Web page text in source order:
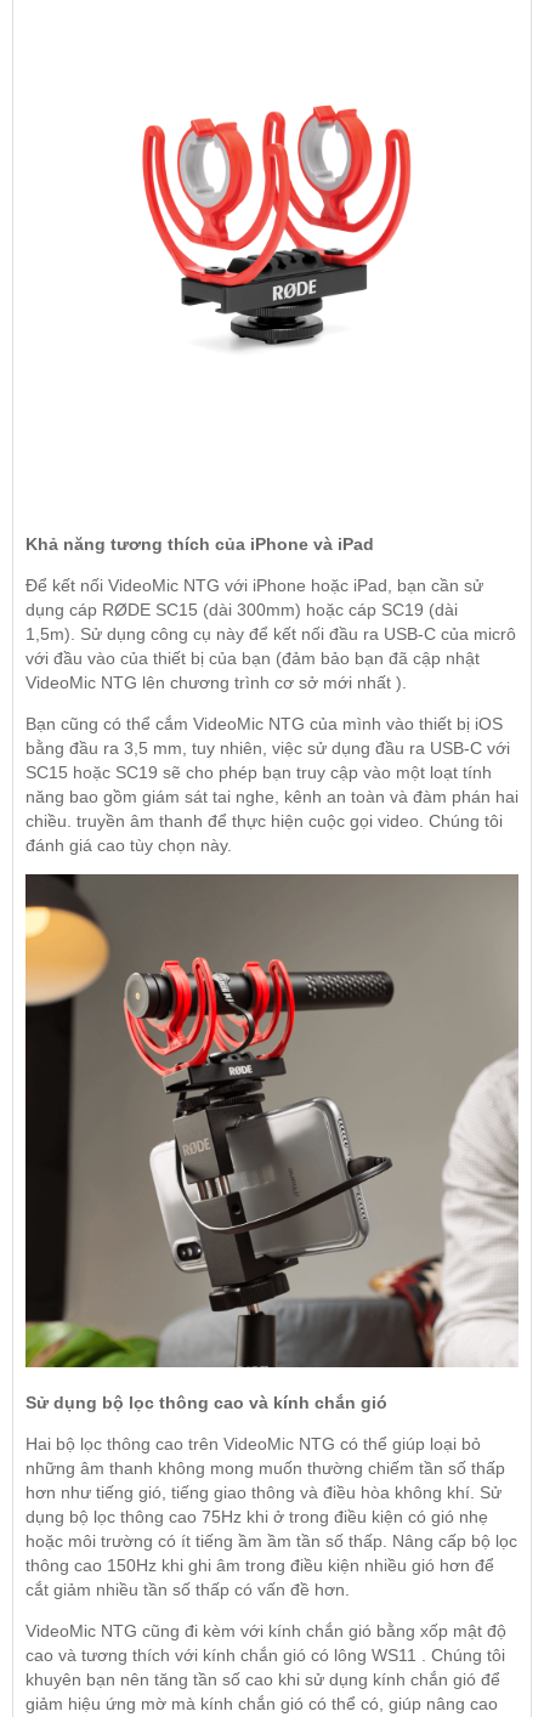
Khả năng tương thích của iPhone và iPad
Để kết nối VideoMic NTG với iPhone hoặc iPad, bạn cần sử
dụng cáp RØDE SC15 (dài 300mm) hoặc cáp SC19 (dài
1,5m). Sử dụng công cụ này để kết nối đầu ra USB-C của micrô
với đầu vào của thiết bị của bạn (đảm bảo bạn đã cập nhật
VideoMic NTG lên chương trình cơ sở mới nhất ).
Bạn cũng có thể cắm VideoMic NTG của mình vào thiết bị iOS
bằng đầu ra 3,5 mm, tuy nhiên, việc sử dụng đầu ra USB-C với
SC15 hoặc SC19 sẽ cho phép bạn truy cập vào một loạt tính
năng bao gồm giám sát tai nghe, kênh an toàn và đàm phán hai
chiều. truyền âm thanh để thực hiện cuộc gọi video. Chúng tôi
đánh giá cao tùy chọn này.
Sử dụng bộ lọc thông cao và kính chắn gió
Hai bộ lọc thông cao trên VideoMic NTG có thể giúp loại bỏ
những âm thanh không mong muốn thường chiếm tần số thấp
hơn như tiếng gió, tiếng giao thông và điều hòa không khí. Sử
dụng bộ lọc thông cao 75Hz khi ở trong điều kiện có gió nhẹ
hoặc môi trường có ít tiếng ầm ầm tần số thấp. Nâng cấp bộ lọc
thông cao 150Hz khi ghi âm trong điều kiện nhiều gió hơn để
cắt giảm nhiều tần số thấp có vấn đề hơn.
VideoMic NTG cũng đi kèm với kính chắn gió bằng xốp mật độ
cao và tương thích với kính chắn gió có lông WS11 . Chúng tôi
khuyên bạn nên tăng tần số cao khi sử dụng kính chắn gió để
giảm hiệu ứng mờ mà kính chắn gió có thể có, giúp nâng cao